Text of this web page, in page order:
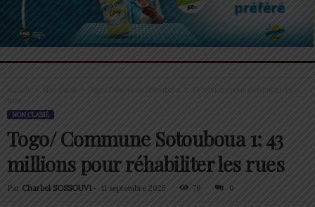
Accueil
Togo/ Commune Sotouboua 1: 43 millions pour réhabiliter les
NON CLASSÉ
Togo/ Commune Sotouboua 1: 43
millions pour réhabiliter les rues
Par Charbel SOSSOUVI - 11 septembre 2025 79 0